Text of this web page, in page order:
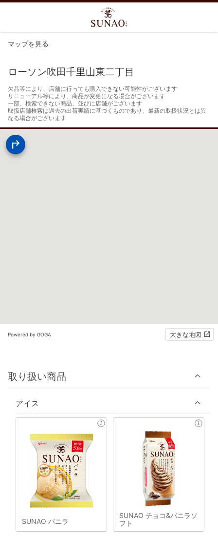
マップを見る
ローソン吹田千里山東二丁目
欠品等により、店舗に行っても購入できない可能性がございます
リニューアル等により、商品が変更になる場合がございます
一部、検索できない商品、並びに店舗がございます
取扱店舗検索は過去の出荷実績に基づくものであり、最新の取扱状況とは異
なる場合がございます
Powered by GOGA 大きな地図
取り扱い商品
アイス
SUNAO バニラ
SUNAO チョコ&バニラソ
フト